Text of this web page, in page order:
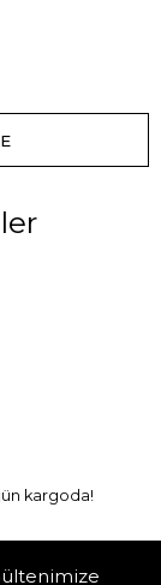
kargoda!